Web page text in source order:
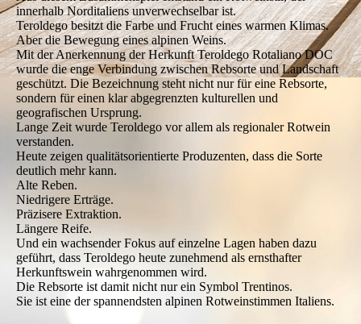
innerhalb Norditaliens unverwechselbar ist.
Teroldego besitzt die Farbe und Frucht eines warmen Klimas.
Aber die Bewegung eines alpinen Weins.
Mit der Anerkennung der Herkunft Teroldego Rotaliano DOC
wurde die enge Verbindung zwischen Rebsorte und Landschaft
geschützt. Die Bezeichnung steht nicht nur für eine Rebsorte,
sondern für einen klar abgegrenzten kulturellen und
geografischen Ursprung.
Lange Zeit wurde Teroldego vor allem als regionaler Rotwein
verstanden.
Heute zeigen qualitätsorientierte Produzenten, dass die Sorte
deutlich mehr kann.
Alte Reben.
Niedrigere Erträge.
Präzisere Extraktion.
Längere Reife.
Und ein wachsender Fokus auf einzelne Lagen haben dazu
geführt, dass Teroldego heute zunehmend als ernsthafter
Herkunftswein wahrgenommen wird.
Die Rebsorte ist damit nicht nur ein Symbol Trentinos.
Sie ist eine der spannendsten alpinen Rotweinstimmen Italiens.